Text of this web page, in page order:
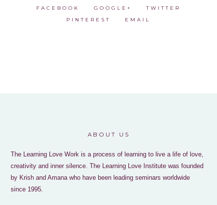
FACEBOOK GOOGLE+
TWITTER
PINTEREST
EMAIL
ABOUT US
The Learning Love Work is a process of learning to live a life of love,
creativity and inner silence. The Learning Love Institute was founded
by Krish and Amana who have been leading seminars worldwide
since 1995.